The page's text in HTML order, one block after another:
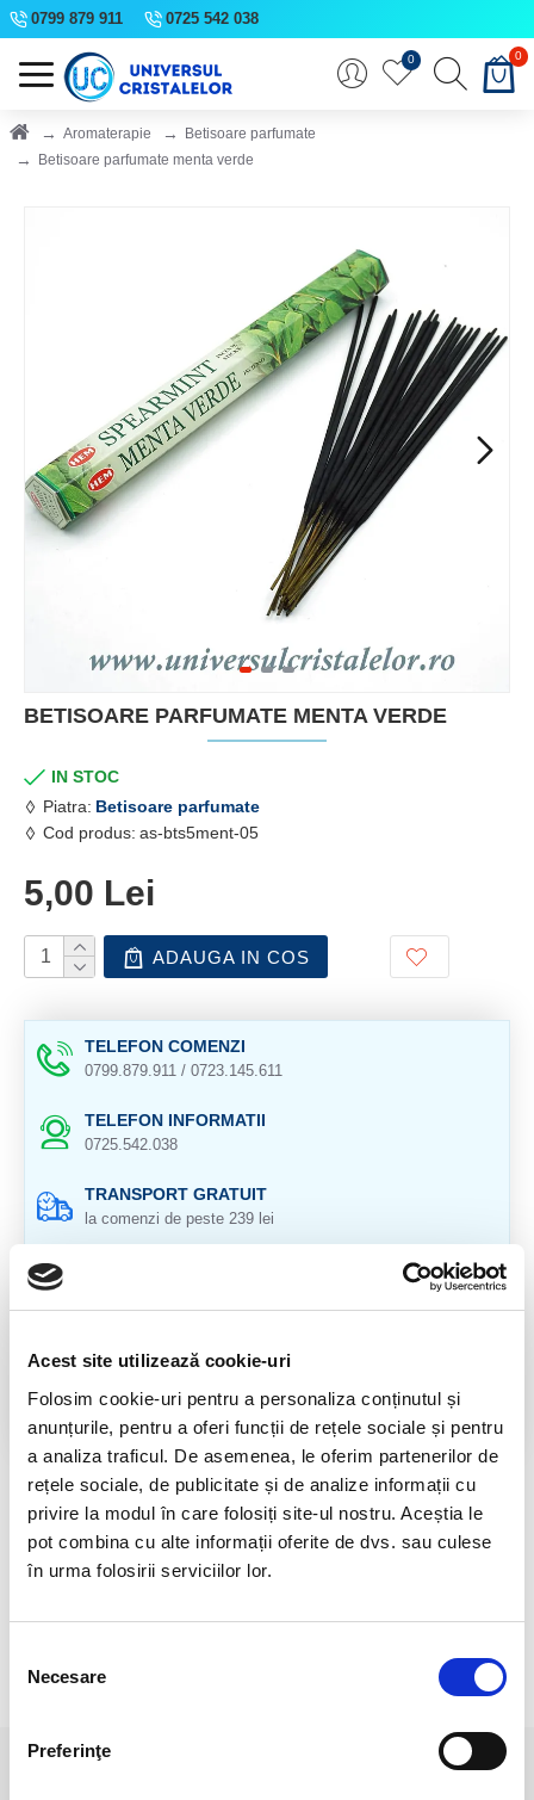
Acest site utilizează cookie-uri
Folosim cookie-uri pentru a personaliza conținutul și
anunțurile, pentru a oferi funcții de rețele sociale și pentru
a analiza traficul. De asemenea, le oferim partenerilor de
rețele sociale, de publicitate și de analize informații cu
privire la modul în care folosiți site-ul nostru. Aceștia le
pot combina cu alte informații oferite de dvs. sau culese
în urma folosirii serviciilor lor.
consimțământului
Necesare
Preferinţe
0799 879 911 0725 542 038
0 0
Aromaterapie
Betisoare parfumate
Betisoare parfumate menta verde
BETISOARE PARFUMATE MENTA VERDE
IN STOC
Piatra: Betisoare parfumate
Cod produs: as-bts5ment-05
5,00 Lei
ADAUGA IN COS
TELEFON COMENZI
0799.879.911 / 0723.145.611
TELEFON INFORMATII
0725.542.038
TRANSPORT GRATUIT
la comenzi de peste 239 lei
in 14 zile si banii inapoi
pentru toate produsele
DESCRIERE PRODUS
Pretul este pentu o cutie.
RECENZII CLIENTI